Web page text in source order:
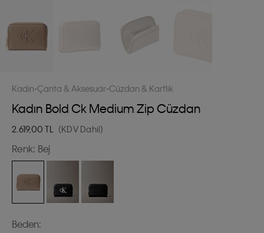
Kadın Çanta & Aksesuar Cüzdan & Kartlık
Kadın Bold Ck Medium Zip Cüzdan
2.619,00 TL (KDV Dahil)
Renk: Bej
Beden: